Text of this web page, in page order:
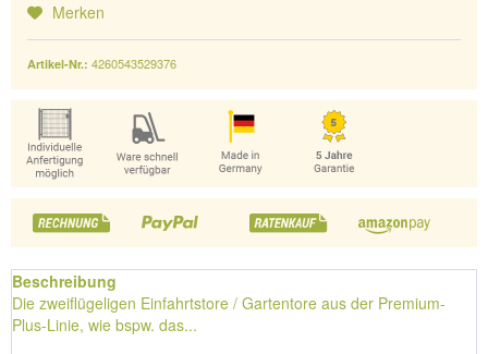
Merken
Artikel-Nr.: 4260543529376
Beschreibung
Die zweiflügeligen Einfahrtstore / Gartentore aus der Premium-
Plus-Linie, wie bspw. das...